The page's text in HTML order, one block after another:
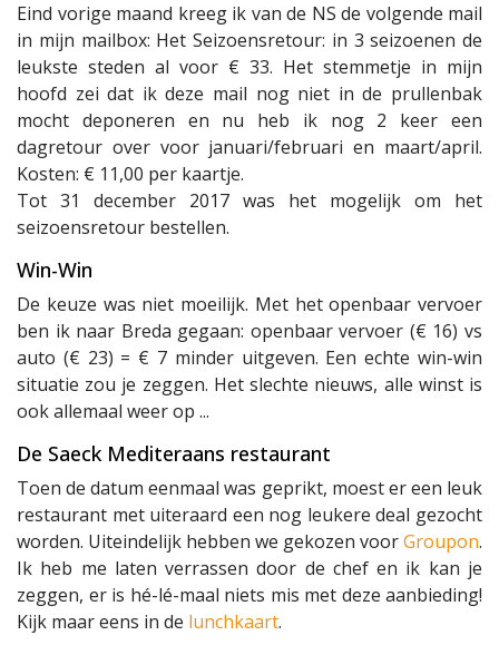
Eind vorige maand kreeg ik van de NS de volgende mail
in mijn mailbox: Het Seizoensretour: in 3 seizoenen de
leukste steden al voor € 33. Het stemmetje in mijn
hoofd zei dat ik deze mail nog niet in de prullenbak
mocht deponeren en nu heb ik nog 2 keer een
dagretour over voor januari/februari en maart/april.
Kosten: € 11,00 per kaartje.
Tot 31 december 2017 was het mogelijk om het
seizoensretour bestellen.
Win-Win
De keuze was niet moeilijk. Met het openbaar vervoer
ben ik naar Breda gegaan: openbaar vervoer (€ 16) vs
auto (€ 23) = € 7 minder uitgeven. Een echte win-win
situatie zou je zeggen. Het slechte nieuws, alle winst is
ook allemaal weer op ...
De Saeck Mediteraans restaurant
Toen de datum eenmaal was geprikt, moest er een leuk
restaurant met uiteraard een nog leukere deal gezocht
worden. Uiteindelijk hebben we gekozen voorGroupon.
Ik heb me laten verrassen door de chef en ik kan je
zeggen, er is hé-lé-maal niets mis met deze aanbieding!
Kijk maar eens in de lunchkaart.